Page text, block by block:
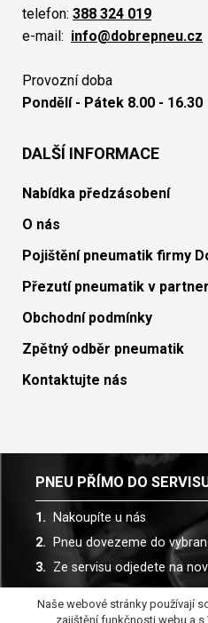
telefon: 388 324 019
e-mail: info@dobrepneu.cz
Provozní doba
Pondělí - Pátek 8.00 - 16.30
DALŠÍ INFORMACE
Nabídka předzásobení
O nás
Pojištění pneumatik firmy
Přezutí pneumatik v
Obchodní podmínky
Zpětný odběr pneumatik
Kontaktujte nás
PNEU PŘÍMO DO
Nakoupíte u nás
Pneu dovezeme do
Ze servisu odjedete na
Spolupracujeme s více než
Naše webové stránky používají
zajištění funkčnosti webu a s